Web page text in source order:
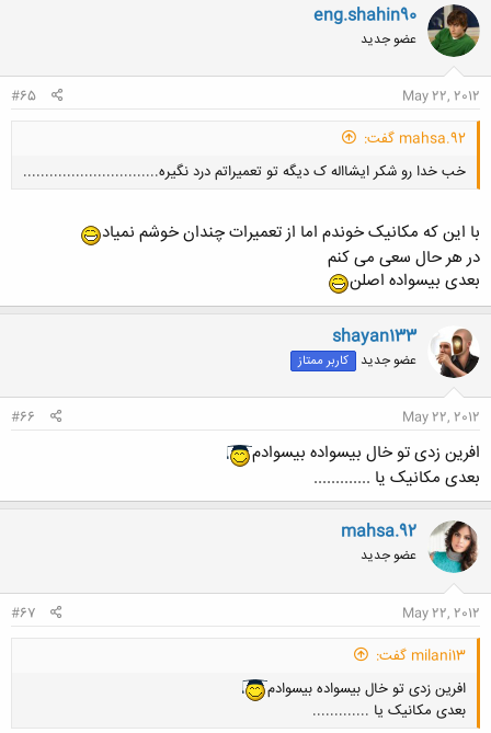
eng.shahin90
عضو جدید
May 22, 2012
#65
mahsa.92 گفت:
خب خدا رو شکر ایشااله ک دیگه تو تعمیراتم درد نگیره...............................
با این که مکانیک خوندم اما از تعمیرات چندان خوشم نمیاد
در هر حال سعی می کنم
بعدی بیسواده اصلن
shayan133
عضو جدید کاربر ممتاز
May 22, 2012
#66
افرین زدی تو خال بیسواده بیسوادم
بعدی مکانیک یا .............
mahsa.92
عضو جدید
May 22, 2012
#67
milani13 گفت:
افرین زدی تو خال بیسواده بیسوادم
بعدی مکانیک یا .............